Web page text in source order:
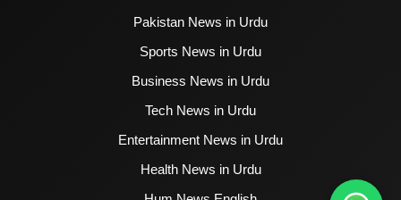
Pakistan News in Urdu
Sports News in Urdu
Business News in Urdu
Tech News in Urdu
Entertainment News in Urdu
Health News in Urdu